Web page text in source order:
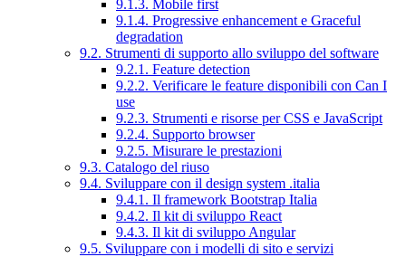
9.1.3. Mobile first
9.1.4. Progressive enhancement e Graceful
degradation
9.2. Strumenti di supporto allo sviluppo del software
9.2.1. Feature detection
9.2.2. Verificare le feature disponibili con Can I
use
9.2.3. Strumenti e risorse per CSS e JavaScript
9.2.4. Supporto browser
9.2.5. Misurare le prestazioni
9.3. Catalogo del riuso
9.4. Sviluppare con il design system .italia
9.4.1. Il framework Bootstrap Italia
9.4.2. Il kit di sviluppo React
9.4.3. Il kit di sviluppo Angular
9.5. Sviluppare con i modelli di sito e servizi